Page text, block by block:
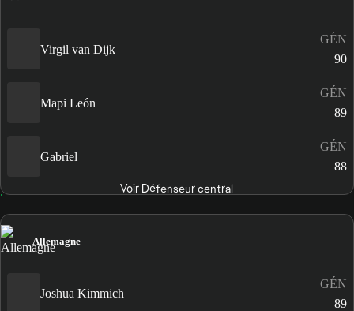
Virgil van Dijk
GÉN
90
Mapi León
GÉN
89
Gabriel
GÉN
88
Voir Défenseur central
Allemagne
Joshua Kimmich
GÉN
89